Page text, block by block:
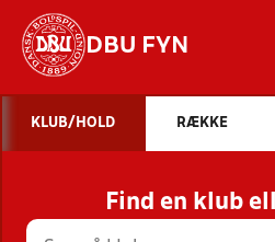
DBU FYN
STILLINGER,
HOLD
KLUB/HOLD RÆKKE
Find en klub